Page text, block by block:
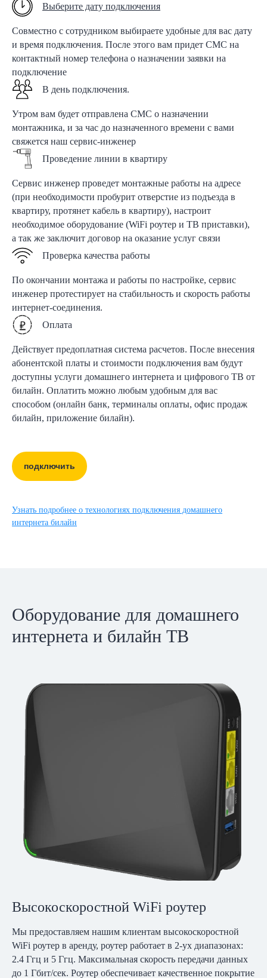
Выберите дату подключения
Совместно с сотрудником выбираете удобные для вас дату
и время подключения. После этого вам придет СМС на
контактный номер телефона о назначении заявки на
подключение
В день подключения.
Утром вам будет отправлена СМС о назначении
монтажника, и за час до назначенного времени с вами
свяжется наш сервис-инженер
Проведение линии в квартиру
Сервис инженер проведет монтажные работы на адресе
(при необходимости пробурит отверстие из подъезда в
квартиру, протянет кабель в квартиру), настроит
необходимое оборудование (WiFi роутер и ТВ приставки),
а так же заключит договор на оказание услуг связи
Проверка качества работы
По окончании монтажа и работы по настройке, сервис
инженер протестирует на стабильность и скорость работы
интернет-соединения.
Оплата
Действует предоплатная система расчетов. После внесения
абонентской платы и стоимости подключения вам будут
доступны услуги домашнего интернета и цифрового ТВ от
билайн. Оплатить можно любым удобным для вас
способом (онлайн банк, терминалы оплаты, офис продаж
билайн, приложение билайн).
подключить
Узнать подробнее о технологиях подключения домашнего
интернета билайн
Оборудование для домашнего
интернета и билайн ТВ
Высокоскоростной WiFi роутер
Мы предоставляем нашим клиентам высокоскоростной
WiFi роутер в аренду, роутер работает в 2-ух диапазонах:
2.4 Ггц и 5 Ггц. Максимальная скорость передачи данных
до 1 Гбит/сек. Роутер обеспечивает качественное покрытие